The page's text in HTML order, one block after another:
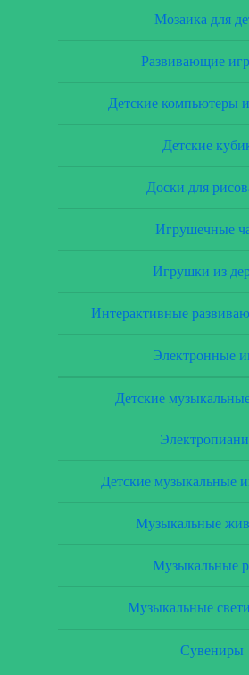
Мозаика для
Развивающие
Детские компьютеры
Детские
Доски для
Игрушечные
Игрушки из
Интерактивные
Электронные
Детские
Детские музыкальные
Музыкальные
Музыкальные
Музыкальные
Сувениры